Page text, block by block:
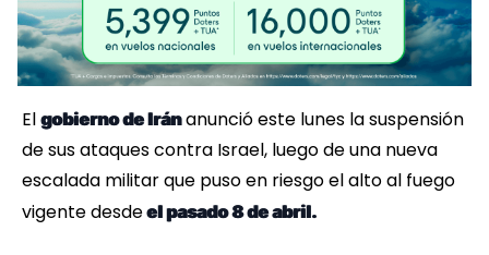
El gobierno de Iránanunció este lunes la suspensión
de sus ataques contra Israel, luego de una nueva
escalada militar que puso en riesgo el alto al fuego
vigente desdeel pasado 8 de abril.